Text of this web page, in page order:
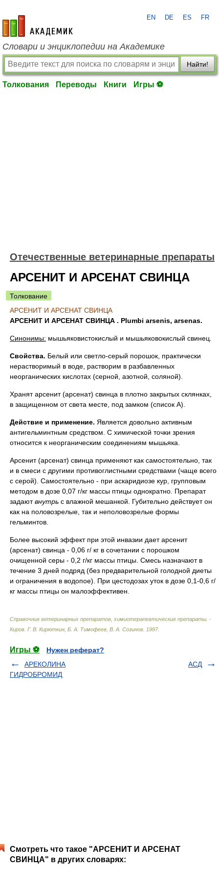
academic.ru
EN DE ES FR
Словари и энциклопедии на Академике
Найти!
Толкования Переводы Книги Игры ⚽
Отечественные ветеринарные препараты
АРСЕНИТ И АРСЕНАТ СВИНЦА
Толкование
АРСЕНИТ И АРСЕНАТ СВИНЦА
АРСЕНИТ И АРСЕНАТ СВИНЦА . Plumbi arsenis, arsenas.
Синонимы: мышьяковистокислый и мышьяковокислый свинец.
Свойства. Белый или светло-серый порошок, практически
нерастворимый в воде, растворим в разбавленных
неорганических кислотах (серной, азотной, соляной).
Хранят арсенит (арсенат) свинца в плотно закрытых склянках,
в защищенном от света месте, под замком (список А).
Действие и применение. Является довольно активным
антигельминтным средством. С химической точки зрения
относится к неорганическим соединениям мышьяка.
Арсенит (арсенат) свинца применяют как самостоятельно, так
и в смеси с другими противоглистными средствами (чаще всего
с серой). Самостоятельно - при аскаридиозе кур, групповым
методом в дозе 0,07 г/кг массы птицы однократно. Препарат
задаютвнутрь с влажной мешанкой. Губительно действует он
как на половозрелые, так и неполовозрелые формы
гельминтов.
Более высокий эффект при этой инвазии дает арсенит
(арсенат) свинца - 0,06 г/ кг в сочетании с порошком
очищенной серы - 0,2 г/кг массы птицы. Смесь назначают в
течение 3 дней подряд (без предварительной голодной диеты
и ограничения в водопое). При цестодозах уток в дозе 0,1-0,6 г/
кг массы птицы он малоэффективен.
Справочник ветеринарных препаратов, химиотерапевтические препараты. -
Киров Г. В. Кирюткин, Б. А. Тимофеев, В. А. Созинов 1997.
Игры ⚽
Нужен реферат?
АРЕКОЛИНА
ГИДРОБРОМИД
АСД
Смотреть что такое "АРСЕНИТ И АРСЕНАТ
СВИНЦА" в других словарях: